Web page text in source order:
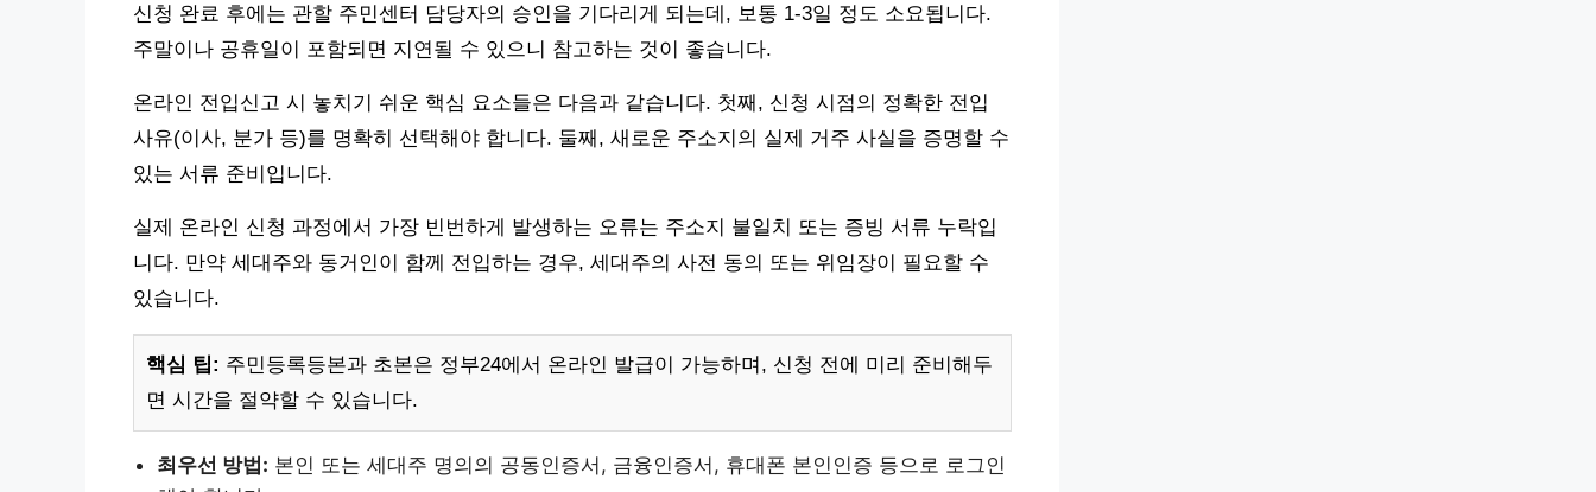
신청 완료 후에는 관할 주민센터 담당자의 승인을 기다리게 되는데, 보통 1-3일 정도 소요됩니다.
주말이나 공휴일이 포함되면 지연될 수 있으니 참고하는 것이 좋습니다.
온라인 전입신고 시 놓치기 쉬운 핵심 요소들은 다음과 같습니다. 첫째, 신청 시점의 정확한 전입
사유(이사, 분가 등)를 명확히 선택해야 합니다. 둘째, 새로운 주소지의 실제 거주 사실을 증명할 수
있는 서류 준비입니다.
실제 온라인 신청 과정에서 가장 빈번하게 발생하는 오류는 주소지 불일치 또는 증빙 서류 누락입
니다. 만약 세대주와 동거인이 함께 전입하는 경우, 세대주의 사전 동의 또는 위임장이 필요할 수
있습니다.
핵심 팁: 주민등록등본과 초본은 정부24에서 온라인 발급이 가능하며, 신청 전에 미리 준비해두
면 시간을 절약할 수 있습니다.
최우선 방법: 본인 또는 세대주 명의의 공동인증서, 금융인증서, 휴대폰 본인인증 등으로 로그인